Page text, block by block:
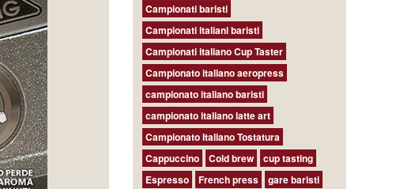
Campionati baristi
Campionati italiani baristi
Campionati italiano Cup Taster
Campionato italiano aeropress
campionato italiano baristi
campionato italiano latte art
Campionato Italiano Tostatura
Cappuccino
Cold brew
cup tasting
Espresso
French press
gare baristi